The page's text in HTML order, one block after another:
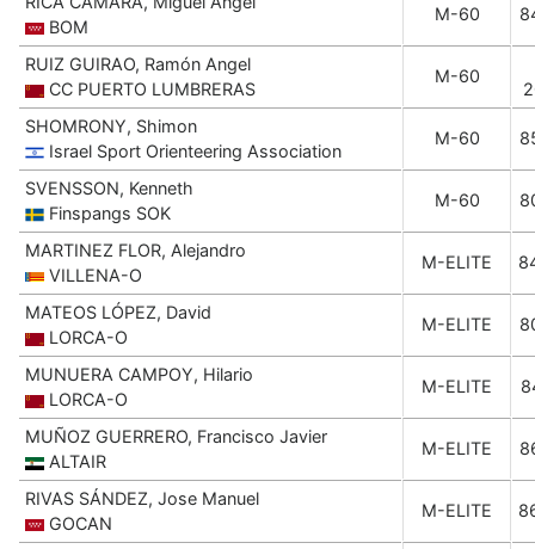
BOM
M-60
RUIZ GUIRAO, Ramón Angel
CC PUERTO LUMBRERAS
M-60
SHOMRONY, Shimon
Israel Sport Orienteering Association
M-60
SVENSSON, Kenneth
Finspangs SOK
M-60
MARTINEZ FLOR, Alejandro
VILLENA-O
M-ELITE
MATEOS LÓPEZ, David
LORCA-O
M-ELITE
MUNUERA CAMPOY, Hilario
LORCA-O
M-ELITE
MUÑOZ GUERRERO, Francisco Javier
ALTAIR
M-ELITE
RIVAS SÁNDEZ, Jose Manuel
GOCAN
M-ELITE